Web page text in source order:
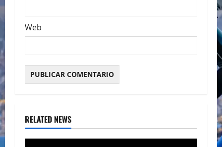
Web
RELATED NEWS